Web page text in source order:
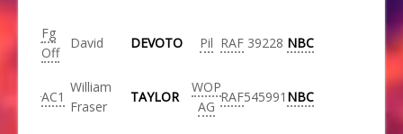
Fg
Off
David DEVOTO Pil RAF 39228 NBC
AC1
William
Fraser
TAYLOR
WOP
AG
RAF545991 NBC